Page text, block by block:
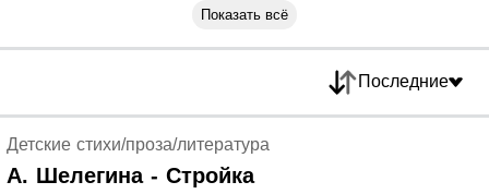
Показать всё
Последние
Детские стихи/проза/литература
А. Шелегина - Стройка